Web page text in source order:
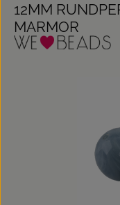
12MM
MARMOR